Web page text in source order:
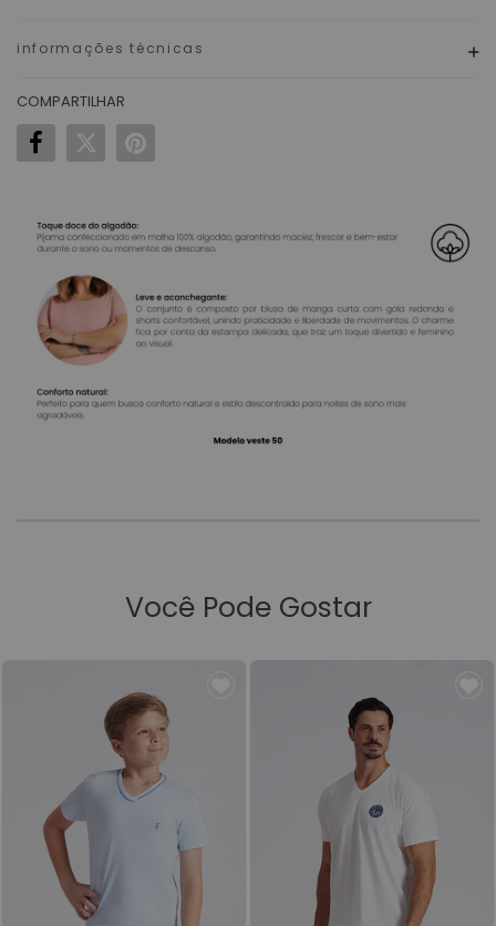
informações técnicas
COMPARTILHAR
Você Pode Gostar